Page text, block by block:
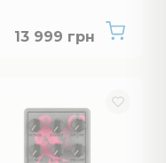
13 999 грнНет в наличии